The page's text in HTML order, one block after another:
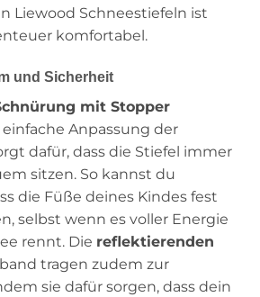
Liewood Schneestiefeln ist
komfortabel.
und Sicherheit
mit Stopper
Anpassung der
dafür, dass die Stiefel immer
sitzen. So kannst du
die Füße deines Kindes fest
selbst wenn es voller Energie
rennt. Die reflektierenden
tragen zudem zur
sie dafür sorgen, dass dein